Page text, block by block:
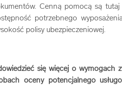
Cenną pomocą są
potrzebnego
polisy ubezpieczeniowej.
się więcej o wymogach
oceny potencjalnego